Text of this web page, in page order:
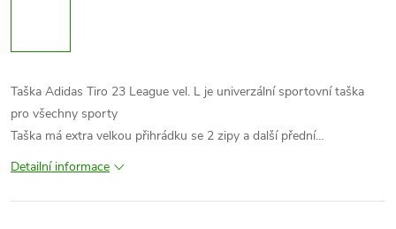
Taška Adidas Tiro 23 League vel. L je univerzální sportovní taška
pro všechny sporty
Taška má extra velkou přihrádku se 2 zipy a další přední…
Detailní informace